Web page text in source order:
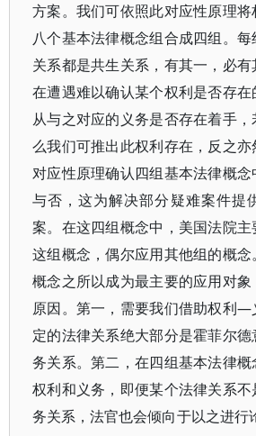
方案。我们可依照此对应性原理
八个基本法律概念组合成四组。
关系都是共生关系，有其一，必有
在遭遇难以确认某个权利是否存
从与之对应的义务是否存在着手
么我们可推出此权利存在，反之
对应性原理确认四组基本法律概
与否，这为解决部分疑难案件提
案。在这四组概念中，美国法院
这组概念，偶尔应用其他组的概
概念之所以成为最主要的应用对
原因。第一，需要我们借助权利—
定的法律关系绝大部分是霍菲尔
务关系。第二，在四组基本法律
权利和义务，即便某个法律关系
务关系，法官也会倾向于以之进行